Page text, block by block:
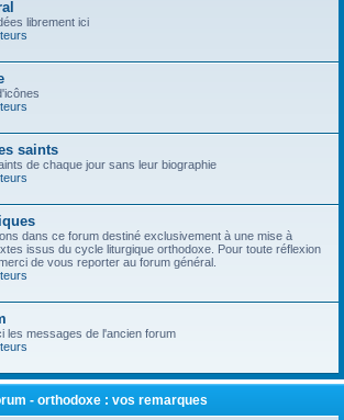
librement ici
saints
de chaque jour sans leur biographie
dans ce forum destiné exclusivement à une mise à
issus du cycle liturgique orthodoxe. Pour toute réflexion
de vous reporter au forum général.
les messages de l'ancien forum
- orthodoxe : vos remarques